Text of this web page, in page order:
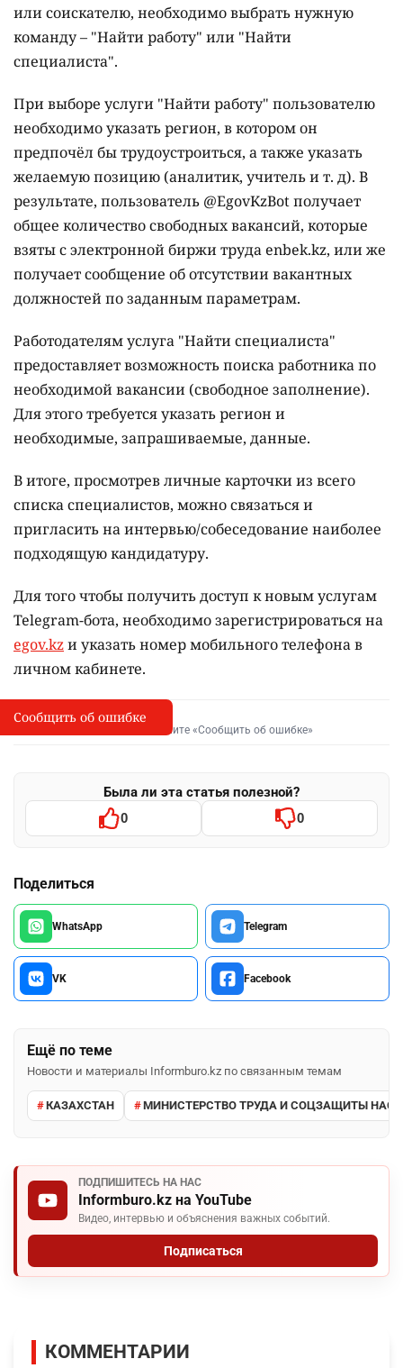
или соискателю, необходимо выбрать нужную
команду – "Найти работу" или "Найти
специалиста".
При выборе услуги "Найти работу" пользователю
необходимо указать регион, в котором он
предпочёл бы трудоустроиться, а также указать
желаемую позицию (аналитик, учитель и т. д). В
результате, пользователь @EgovKzBot получает
общее количество свободных вакансий, которые
взяты с электронной биржи труда enbek.kz, или же
получает сообщение об отсутствии вакантных
должностей по заданным параметрам.
Работодателям услуга "Найти специалиста"
предоставляет возможность поиска работника по
необходимой вакансии (свободное заполнение).
Для этого требуется указать регион и
необходимые, запрашиваемые, данные.
В итоге, просмотрев личные карточки из всего
списка специалистов, можно связаться и
пригласить на интервью/собеседование наиболее
подходящую кандидатуру.
Для того чтобы получить доступ к новым услугам
Telegram-бота, необходимо зарегистрироваться на
egov.kzи указать номер мобильного телефона в
личном кабинете.
I
Сообщить об опечатке
Выделите фрагмент и нажмите «Сообщить об ошибке»
Была ли эта статья полезной?
0 0
Поделиться
WhatsApp Telegram
VK Facebook
Ещё по теме
Новости и материалы Informburo.kz по связанным темам
КАЗАХСТАН МИНИСТЕРСТВО ТРУДА И СОЦЗАЩИТЫ
ПОДПИШИТЕСЬ НА НАС
Informburo.kz на YouTube
Видео, интервью и объяснения важных событий.
Подписаться
Сообщить об ошибке
КОММЕНТАРИИ